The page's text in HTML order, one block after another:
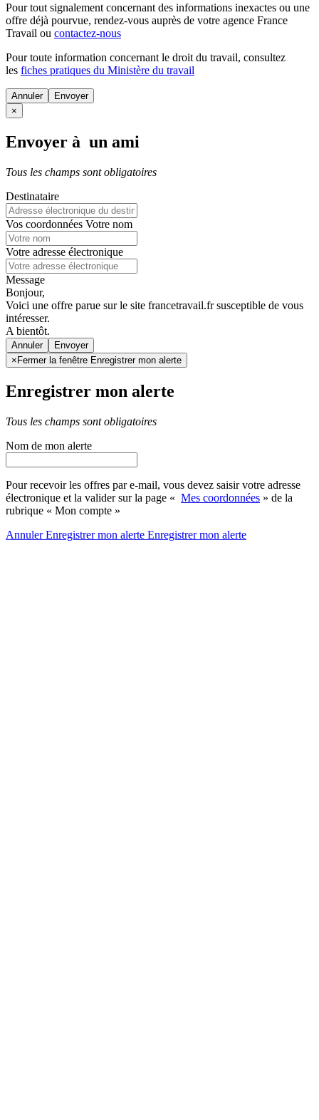
Pour tout signalement concernant des informations inexactes ou une
offre déjà pourvue, rendez-vous auprès de votre agence France
Travail ou contactez-nous
Pour toute information concernant le droit du travail, consultez
les fiches pratiques du Ministère du travail
Annuler
×
Envoyer à un ami
Tous les champs sont obligatoires
Destinataire
Vos coordonnées Votre nom
Votre adresse électronique
Message
Bonjour,
Voici une offre parue sur le site francetravail.fr susceptible de vous
intéresser.
A bientôt.
Annuler
× Fermer la fenêtre Enregistrer mon alerte
Enregistrer mon alerte
Tous les champs sont obligatoires
Nom de mon alerte
Pour recevoir les offres par e-mail, vous devez saisir votre adresse
électronique et la valider sur la page « Mes coordonnées » de la
rubrique « Mon compte »
AnnulerEnregistrer mon alerte Enregistrermon alerte